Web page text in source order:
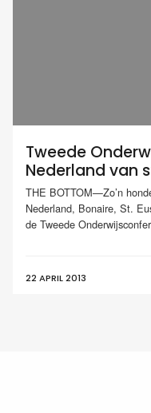
Tweede
Nederland van
THE BOTTOM—Zo’n
Nederland, Bonaire, St.
de Tweede
22 APRIL 2013